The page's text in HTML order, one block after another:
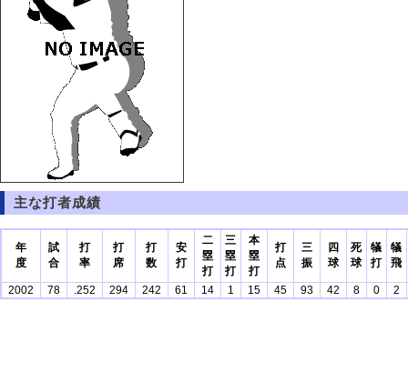
主な打者成績
年
度
試
合
打
率
打
席
打
数
安
打
二
塁
打
三
塁
打
本
塁
打
打
点
三
振
四
球
死
球
犠
打
犠
飛
2002 78 .252 294 242 61 14 1 15 45 93 42 8 0 2